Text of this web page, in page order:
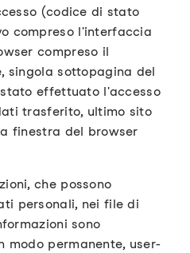
(codice di stato
compreso l'interfaccia
compreso il
singola sottopagina del
effettuato l'accesso
trasferito, ultimo sito
finestra del browser
che possono
personali, nei file di
sono
modo permanente, user-